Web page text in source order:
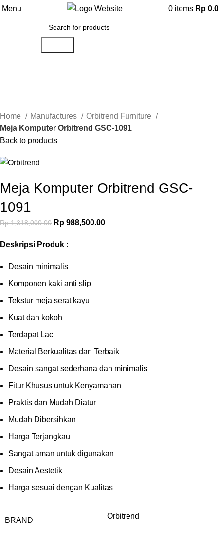
Menu 0 items Rp
Home
Manufactures
Orbitrend Furniture
Meja Komputer Orbitrend GSC-1091
Back to products
Meja Komputer Orbitrend GSC-
1091
Rp1,318,000.00 Original price was: Rp 1,318,000.00.
Rp 988,500.00
Deskripsi Produk :
Desain minimalis
Komponen kaki anti slip
Tekstur meja serat kayu
Kuat dan kokoh
Terdapat Laci
Material Berkualitas dan Terbaik
Desain sangat sederhana dan minimalis
Fitur Khusus untuk Kenyamanan
Praktis dan Mudah Diatur
Mudah Dibersihkan
Harga Terjangkau
Sangat aman untuk digunakan
Desain Aestetik
Harga sesuai dengan Kualitas
BRAND
Orbitrend